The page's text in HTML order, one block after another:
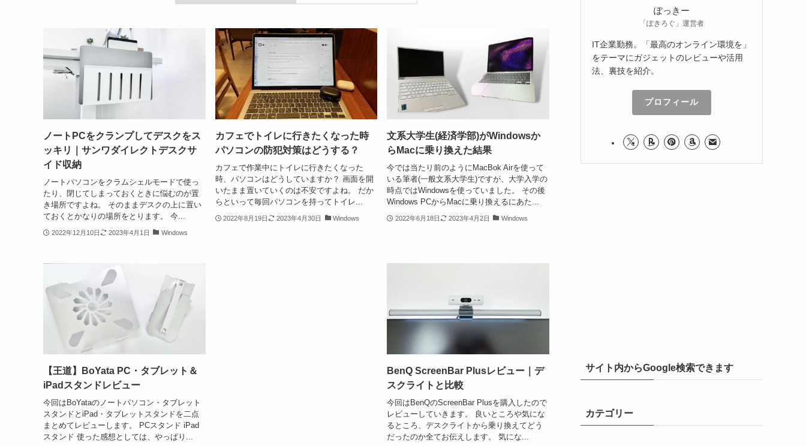
ノートPCをクランプしてデスクをス
ッキリ｜サンワダイレクトデスクサ
イド収納
ノートパソコンをクラムシェルモードで使っ
たり、閉じてしまっておくときに悩むのが置
き場所ですよね。 そのままデスクの上に置い
ておくとかなりの場所をとります。 今...
2022年12月10日 2023年4月1日 Windows
カフェでトイレに行きたくなった時
パソコンの防犯対策はどうする？
カフェで作業中にトイレに行きたくなった
時、パソコンはどうしていますか？ 画面を開
いたまま置いていくのは不安ですよね。 だか
らといって毎回パソコンを持ってトイレ...
2022年8月19日 2023年4月30日 Windows
文系大学生(経済学部)がWindowsか
らMacに乗り換えた結果
今では当たり前のようにMacBok Airを使って
いる筆者(一般文系大学生)ですが、大学入学の
時点ではWindowsを使っていました。 その後
Windows PCからMacに乗り換えるにあた...
2022年6月18日 2023年4月2日 Windows
【王道】BoYata PC・タブレット＆
iPadスタンドレビュー
今回はBoYataのノートパソコン・タブレット
スタンドとiPad・タブレットスタンドを二点
まとめてレビューします。 PCスタンド iPad
スタンド 使った感想としては、やっぱり...
BenQ ScreenBar Plusレビュー｜デ
スクライトと比較
今回はBenQのScreenBar Plusを購入したので
レビューしていきます。 良いところや気にな
るところ、デスクライトから乗り換えてどう
だったのか全てお伝えします。 気にな...
ぽっきー
「ぽきろぐ」運営者
IT企業勤務。「最高のオンライン環境を」
をテーマにガジェットのレビューや活用
法、裏技を紹介。
プロフィール
サイト内からGoogle検索できます
カテゴリー